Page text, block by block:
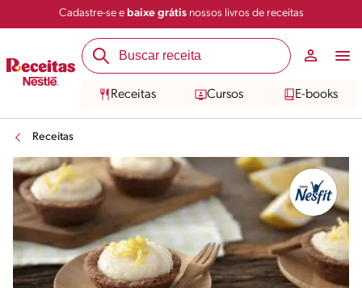
Cadastre-se e baixe grátisnossos livros de receitas
Receitas Cursos E-books
Receitas
Salvar Compartilhar